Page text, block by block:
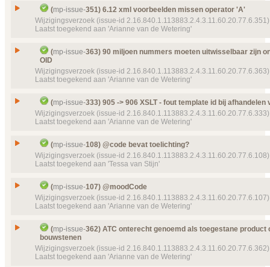
Details
Klik hier voor alle issuedetails
Status
Gesloten, toegekend
Prioriteit
normaal
Object(en)
Doel van verwijzing ontbreekt mp-template-103
Details
Klik hier voor alle issuedetails
Issue
6.12 scenario 'verzoek uitvoeren voorschrift' niet
mp-issue-339
Wijzigingsverzoek
Gesloten, toegekend
Prioriteit
Labels
(P6129) Publicatie 6.12.9
Details
Klik hier voor alle issuedetails
(mp-issue-351) 6.12 xml voorbeelden missen operator 'A'
Wijzigingsverzoek (issue-id 2.16.840.1.113883.2.4.3.11.60.20.77.6.351)
Laatst toegekend aan 'Arianne van de Wetering'
Issue
6.12 xml voorbeelden missen operator 'A'
Wijzigingsverzoek
Prioriteit
normaal
Labels
(P6129) Publicatie 6.12.9
(mp-issue-363) 90 miljoen nummers moeten uitwisselbaar zijn
OID
Wijzigingsverzoek (issue-id 2.16.840.1.113883.2.4.3.11.60.20.77.6.363)
Laatst toegekend aan 'Arianne van de Wetering'
Issue
90 miljoen nummers moeten uitwisselbaar zijn
OID
mp-issue-363
Status
Gesloten, toegekend
Prioriteit
normaal
Object(en)
Doel van verwijzing ontbreekt
13:30:41) MPCDAMedicationCode2
Details
Klik hier voor alle issuedetails
(mp-issue-333) 905 -> 906 XSLT - fout template id bij
Wijzigingsverzoek (issue-id 2.16.840.1.113883.2.4.3.11.60.20.77.6.333)
Laatst toegekend aan 'Arianne van de Wetering'
Issue
905 -> 906 XSLT - fout template id bij afhandelen
mp-issue-333
Wijzigingsverzoek
Gesloten, toegekend
Prioriteit
normaal
Labels
(P907) Publicatie 9.0.7
Details
Klik hier voor alle issuedetails
(mp-issue-108) @code bevat toelichting?
Wijzigingsverzoek (issue-id 2.16.840.1.113883.2.4.3.11.60.20.77.6.108)
Laatst toegekend aan 'Tessa van Stijn'
Issue
@code bevat toelichting?
mp-issue-108
Wijzigingsverzoek
Gesloten, toegekend
Prioriteit
Object(en)
TemplateMP CDA Aanvullende gebruiksinstructie
template- 9085 (2016‑06‑21 11:48:18)
(mp-issue-107) @moodCode
Wijzigingsverzoek (issue-id 2.16.840.1.113883.2.4.3.11.60.20.77.6.107)
Laatst toegekend aan 'Arianne van de Wetering'
Issue
@moodCode
Wijzigingsverzoek
(mp-issue-362) ATC onterecht genoemd als toegestane product
bouwstenen
Wijzigingsverzoek (issue-id 2.16.840.1.113883.2.4.3.11.60.20.77.6.362)
Laatst toegekend aan 'Arianne van de Wetering'